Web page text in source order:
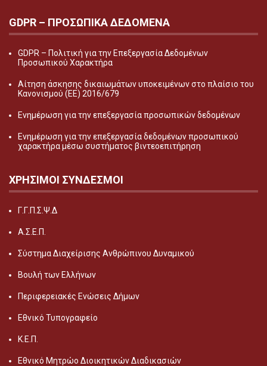
GDPR – ΠΡΟΣΩΠΙΚA ΔΕΔΟΜEΝΑ
GDPR – Πολιτική για την Επεξεργασία Δεδομένων
Προσωπικού Χαρακτήρα
Αίτηση άσκησης δικαιωμάτων υποκειμένων στο πλαίσιο του
Κανονισμού (ΕΕ) 2016/679
Ενημέρωση για την επεξεργασία προσωπικών δεδομένων
Ενημέρωση για την επεξεργασία δεδομένων προσωπικού
χαρακτήρα μέσω συστήματος βιντεοεπιτήρηση
ΧΡΗΣΙΜΟΙ ΣΥΝΔΕΣΜΟΙ
Γ.Γ.Π.Σ.Ψ.Δ
Α.Σ.Ε.Π.
Σύστημα Διαχείρισης Ανθρώπινου Δυναμικού
Βουλή των Ελλήνων
Περιφερειακές Ενώσεις Δήμων
Εθνικό Τυπογραφείο
Κ.Ε.Π.
Εθνικό Μητρώο Διοικητικών Διαδικασιών